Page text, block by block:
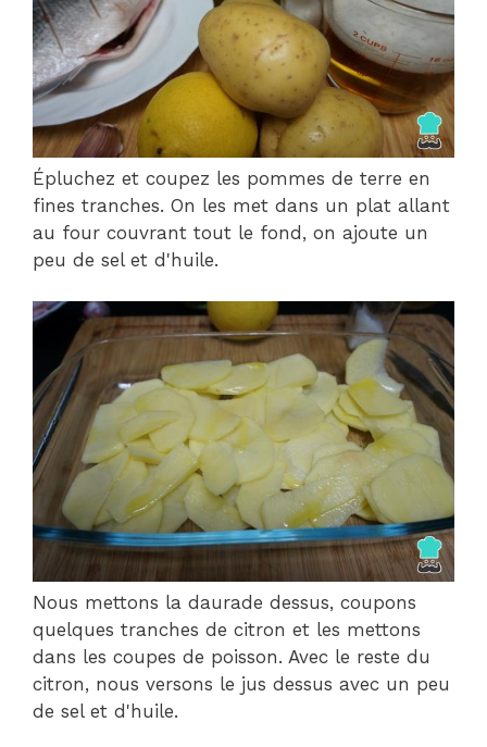
Épluchez et coupez les pommes de terre en
fines tranches. On les met dans un plat allant
au four couvrant tout le fond, on ajoute un
peu de sel et d'huile.
Nous mettons la daurade dessus, coupons
quelques tranches de citron et les mettons
dans les coupes de poisson. Avec le reste du
citron, nous versons le jus dessus avec un peu
de sel et d'huile.